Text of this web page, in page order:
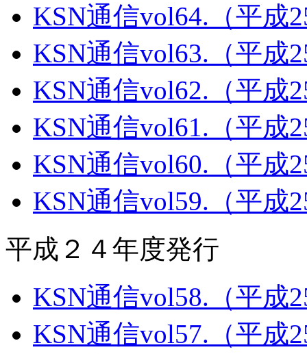
KSN通信vol64.（平成
KSN通信vol63.（平成
KSN通信vol62.（平成
KSN通信vol61.（平成
KSN通信vol60.（平成
KSN通信vol59.（平成
平成２４年度発行
KSN通信vol58.（平成
KSN通信vol57.（平成